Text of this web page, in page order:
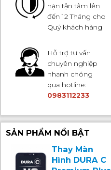
hạn tận tâm lên
đến 12 Tháng cho
Quý khách hàng
Hỗ trợ tư vấn
chuyên nghiệp
nhanh chóng
qua hotline:
0983112233
SẢN PHẨM NỔI BẬT
Thay Màn
Hình DURA C